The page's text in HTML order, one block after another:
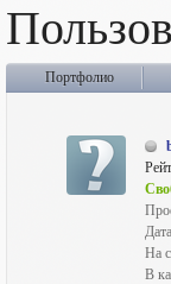
Портфолио
На
В